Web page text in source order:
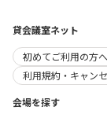
貸会議室ネット
初めてご利用の方へ
利用規約・キャン
会場を探す